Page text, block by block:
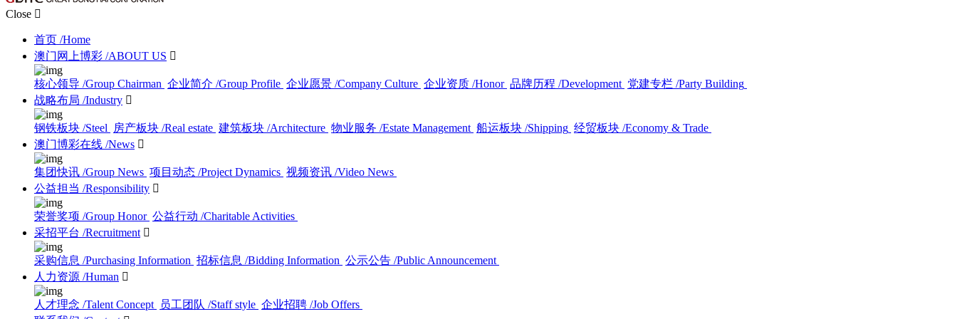
Close 
首页 /Home
澳门网上博彩 /ABOUT US 
核心领导 /Group Chairman 企业简介 /Group Profile 企业愿景 /Company Culture 企业资质 /Honor 品牌历程 /Development 党建专栏 /Party Building
战略布局 /Industry 
钢铁板块 /Steel 房产板块 /Real estate 建筑板块 /Architecture 物业服务 /Estate Management 船运板块 /Shipping 经贸板块 /Economy & Trade
澳门博彩在线 /News 
集团快讯 /Group News 项目动态 /Project Dynamics 视频资讯 /Video News
公益担当 /Responsibility 
荣誉奖项 /Group Honor 公益行动 /Charitable Activities
采招平台 /Recruitment 
采购信息 /Purchasing Information 招标信息 /Bidding Information 公示公告 /Public Announcement
人力资源 /Human 
人才理念 /Talent Concept 员工团队 /Staff style 企业招聘 /Job Offers